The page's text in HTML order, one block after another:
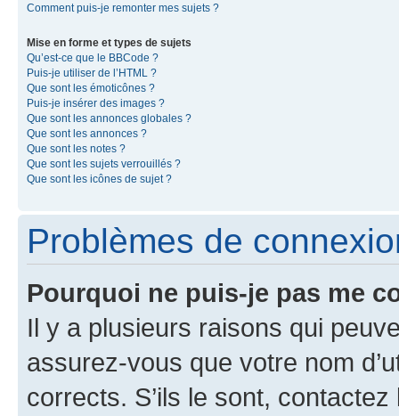
Comment puis-je remonter mes sujets ?
Mise en forme et types de sujets
Qu’est-ce que le BBCode ?
Puis-je utiliser de l’HTML ?
Que sont les émoticônes ?
Puis-je insérer des images ?
Que sont les annonces globales ?
Que sont les annonces ?
Que sont les notes ?
Que sont les sujets verrouillés ?
Que sont les icônes de sujet ?
Problèmes de
Pourquoi ne puis-je pas me
Il y a plusieurs raisons qui
assurez-vous que votre nom
corrects. S’ils le sont,